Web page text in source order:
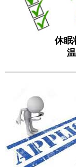
休眠